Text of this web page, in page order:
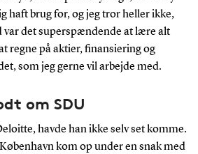
haft brug for, og jeg tror heller ikke,
var det superspændende at lære alt
regne på aktier, finansiering og
som jeg gerne vil arbejde med.
om SDU
havde han ikke selv set komme.
kom op under en snak med